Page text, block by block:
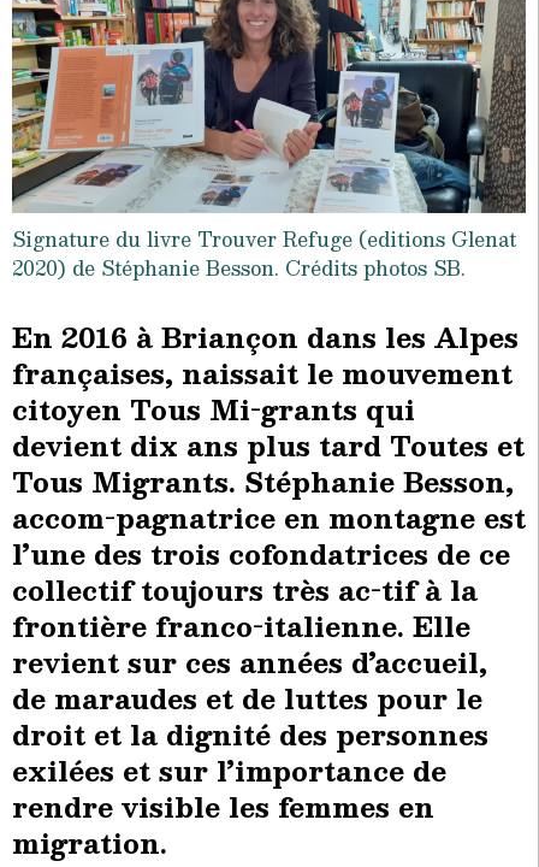
Signature du livre Trouver Refuge (editions Glenat
2020) de Stéphanie Besson. Crédits photos SB.
En 2016 à Briançon dans les Alpes
françaises, naissait le mouvement
citoyen Tous Mi-grants qui
devient dix ans plus tard Toutes et
Tous Migrants. Stéphanie Besson,
accom-pagnatrice en montagne est
l’une des trois cofondatrices de ce
collectif toujours très ac-tif à la
frontière franco-italienne. Elle
revient sur ces années d’accueil,
de maraudes et de luttes pour le
droit et la dignité des personnes
exilées et sur l’importance de
rendre visible les femmes en
migration.